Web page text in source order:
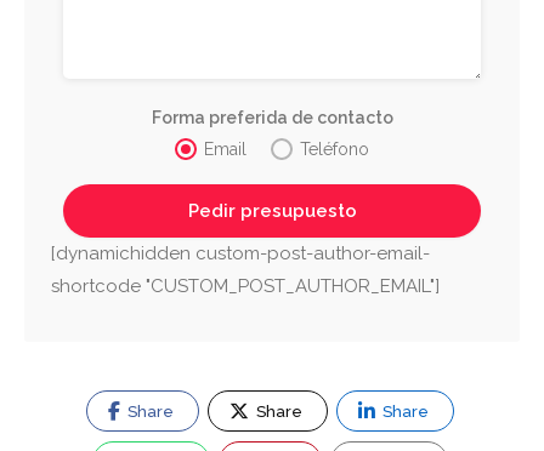
Forma preferida de contacto
Email
Teléfono
[dynamichidden custom-post-author-email-
shortcode "CUSTOM_POST_AUTHOR_EMAIL"]
Share Share Share